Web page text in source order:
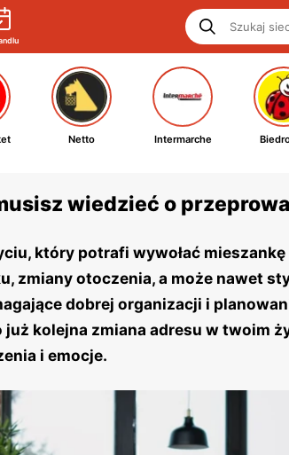
Netto Intermarche
wiedzieć o
który potrafi wywołać
zmiany otoczenia, a może nawet
dobrej organizacji i
kolejna zmiana adresu w twoim
i emocje.